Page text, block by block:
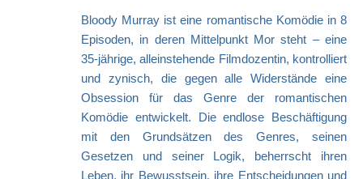
Bloody Murray ist eine romantische Komödie in 8
Episoden, in deren Mittelpunkt Mor steht – eine
35-jährige, alleinstehende Filmdozentin, kontrolliert
und zynisch, die gegen alle Widerstände eine
Obsession für das Genre der romantischen
Komödie entwickelt. Die endlose Beschäftigung
mit den Grundsätzen des Genres, seinen
Gesetzen und seiner Logik, beherrscht ihren
Leben, ihr Bewusstsein, ihre Entscheidungen und